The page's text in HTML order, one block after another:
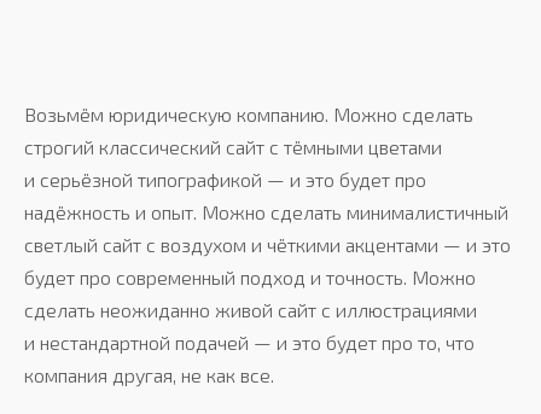
Возьмём юридическую компанию. Можно сделать
строгий классический сайт с тёмными цветами
и серьёзной типографикой — и это будет про
надёжность и опыт. Можно сделать минималистичный
светлый сайт с воздухом и чёткими акцентами — и это
будет про современный подход и точность. Можно
сделать неожиданно живой сайт с иллюстрациями
и нестандартной подачей — и это будет про то, что
компания другая, не как все.